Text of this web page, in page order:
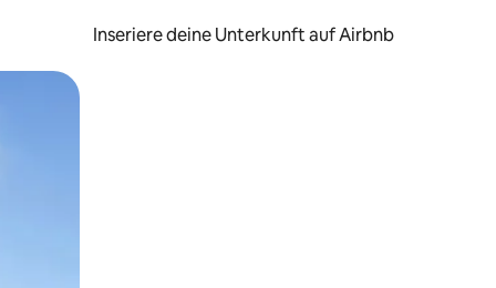
Inseriere deine Unterkunft auf Airbnb